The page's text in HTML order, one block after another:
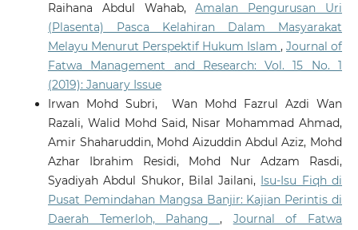
Raihana Abdul Wahab,Amalan Pengurusan Uri
(Plasenta) Pasca Kelahiran Dalam Masyarakat
Melayu Menurut Perspektif Hukum Islam,Journal of
Fatwa Management and Research: Vol. 15 No. 1
(2019): January Issue
Irwan Mohd Subri, Wan Mohd Fazrul Azdi Wan
Razali, Walid Mohd Said, Nisar Mohammad Ahmad,
Amir Shaharuddin, Mohd Aizuddin Abdul Aziz, Mohd
Azhar Ibrahim Residi, Mohd Nur Adzam Rasdi,
Syadiyah Abdul Shukor, Bilal Jailani, Isu-Isu Fiqh di
Pusat Pemindahan Mangsa Banjir: Kajian Perintis di
Daerah Temerloh, Pahang , Journal of Fatwa